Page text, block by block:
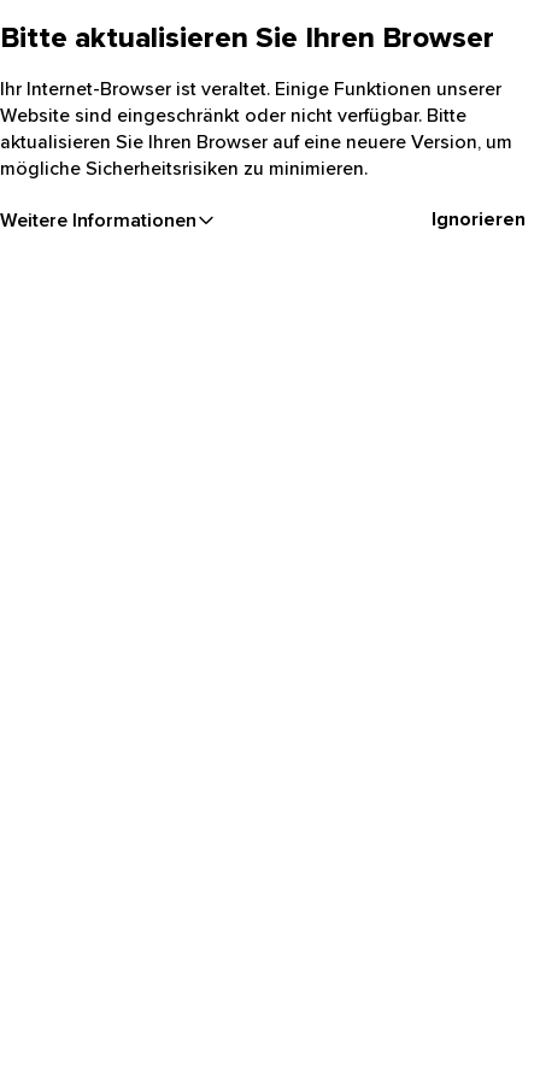
Bitte aktualisieren Sie Ihren Browser
Ihr Internet-Browser ist veraltet. Einige Funktionen unserer
Website sind eingeschränkt oder nicht verfügbar. Bitte
aktualisieren Sie Ihren Browser auf eine neuere Version, um
mögliche Sicherheitsrisiken zu minimieren.
Weitere Informationen Ignorieren